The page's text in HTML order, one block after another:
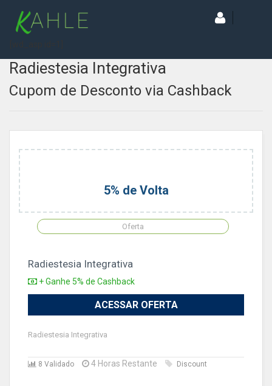
Radiestesia Integrativa
Cupom de Desconto via Cashback
5% de Volta
Oferta
Radiestesia Integrativa
+ Ganhe 5% de Cashback
ACESSAR OFERTA
Radiestesia Integrativa
8 Validado 4 Horas Restante Discount